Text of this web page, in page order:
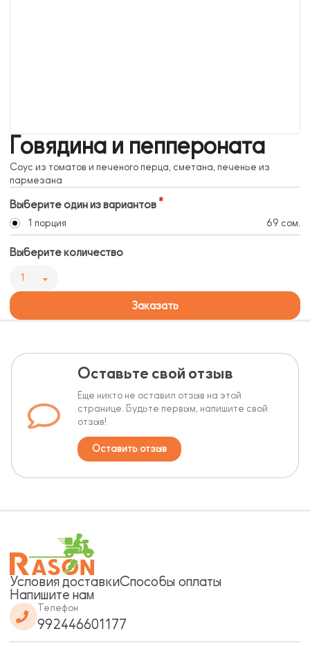
Говядина и пеппероната
Соус из томатов и печеного перца, сметана, печенье из
пармезана
Выберите один из вариантов
1 порция 69 сом.
Выберите количество
1
Заказать
Оставьте свой отзыв
Еще никто не оставил отзыв на этой
странице. Будьте первым, напишите свой
отзыв!
Оставить отзыв
Условия доставкиСпособы оплаты
Напишите нам
Телефон
992446601177